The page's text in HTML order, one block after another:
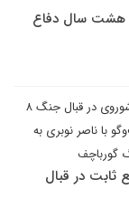
هشت سال دفاع
بررسی سیاست‌های شوروی در قبال جنگ ۸
با ناصر نوبری به
گورباچف
در قبال